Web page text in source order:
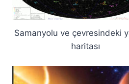
Samanyolu ve çevresindeki
haritası